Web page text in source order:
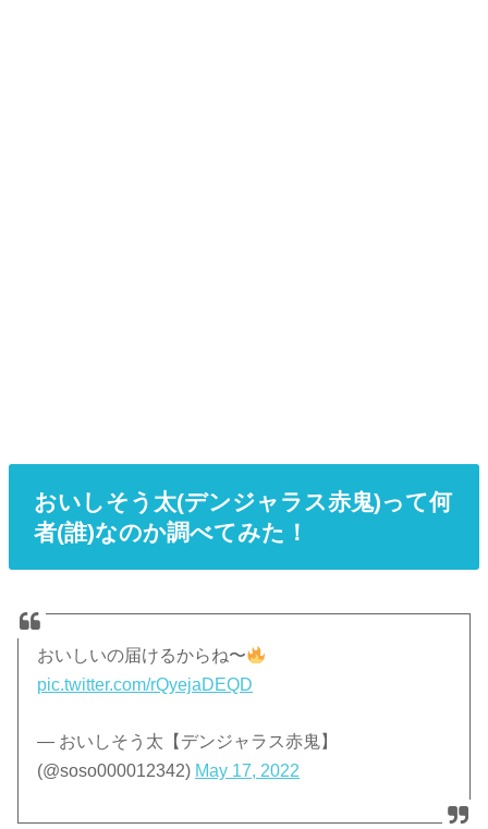
おいしそう太(デンジャラス赤鬼)って何
者(誰)なのか調べてみた！
おいしいの届けるからね〜
pic.twitter.com/rQyejaDEQD
— おいしそう太【デンジャラス赤鬼】
(@soso000012342) May 17, 2022